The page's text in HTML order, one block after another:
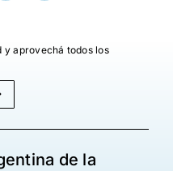
y aprovechá todos los
de la